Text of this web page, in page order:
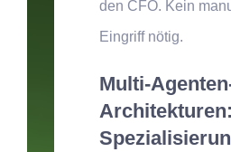
den CFO. Kein
Eingriff nötig.
Multi-
Architekturen: